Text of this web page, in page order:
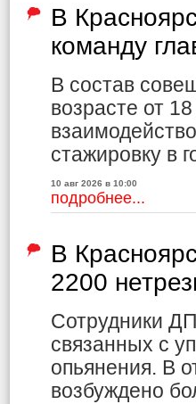
В
команду
В состав
возрасте от
стажировку в
10 авг 2026 в 10:00
подробнее...
В
2200
Сотрудники
связанных с
опьянения. В
возбуждено